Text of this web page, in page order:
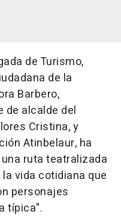
de Turismo,
de la
Barbero,
de alcalde del
Cristina, y
Atinbelaur, ha
ruta teatralizada
vida cotidiana que
personajes
típica".